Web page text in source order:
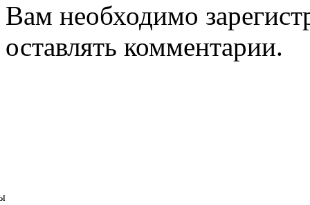
Вам необходимо
оставлять комментарии.